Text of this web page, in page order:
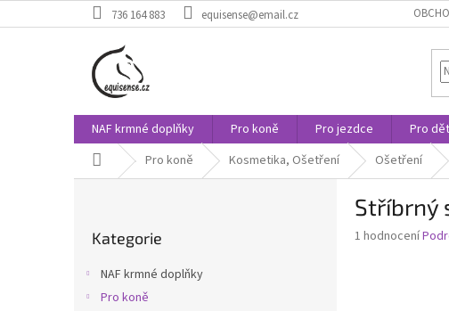
na
736 164 883 equisense@email.cz
NAF krmné doplňky Pro koně Pro jezdce Pro
Domů Pro koně Kosmetika, Ošetření Ošetření
kategorie
Kategorie
NAF krmné doplňky
Pro koně
Stříbrný
Průměrné
1 hodnocení